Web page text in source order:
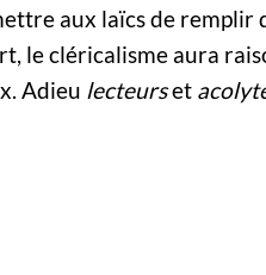
aux laïcs de remplir
le cléricalisme aura
Adieu lecteurset